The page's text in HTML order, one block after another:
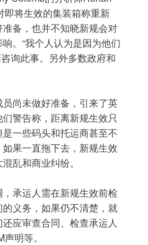
即将生效的集装箱称重新
备，也并不知晓新规会对
。“我个人认为是因为他们
询此事。另外多数政府和
警告称，距离新规生效只
一些码头和托运商甚至不
果一直拖下去，新规生效
乱和商业纠纷。
义务，如果仍不清楚，就
应审查合同、检查承运人
明等。